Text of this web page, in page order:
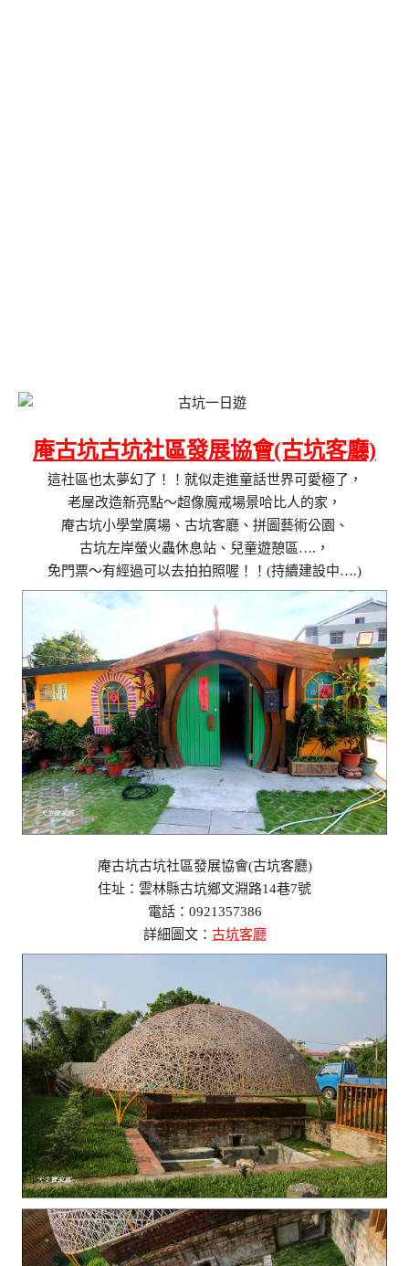
庵古坑古坑社區發展協會(古坑客廳)
這社區也太夢幻了！！就似走進童話世界可愛極了，
老屋改造新亮點～超像魔戒場景哈比人的家，
庵古坑小學堂廣場、古坑客廳、拼圖藝術公園、
古坑左岸螢火蟲休息站、兒童遊憩區….，
免門票～有經過可以去拍拍照喔！！(持續建設中….)
庵古坑古坑社區發展協會(古坑客廳)
住址：雲林縣古坑鄉文淵路14巷7號
電話：0921357386
詳細圖文： 古坑客廳